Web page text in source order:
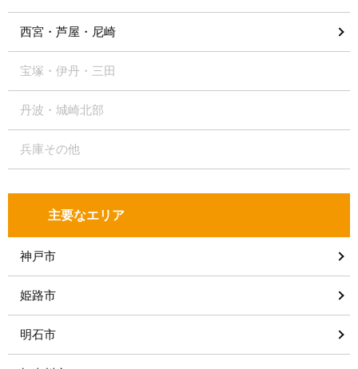
西宮・芦屋・尼崎
宝塚・伊丹・三田
丹波・城崎北部
兵庫その他
主要なエリア
神戸市
姫路市
明石市